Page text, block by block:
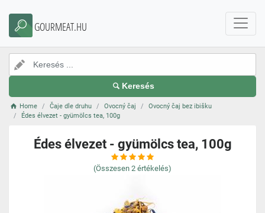
GOURMEAT.HU
Keresés
Home Čaje dle druhu Ovocný čaj
Ovocný čaj bez ibišku
Édes élvezet - gyümölcs tea, 100g
Édes élvezet - gyümölcs tea, 100g
(Összesen 2 értékelés)